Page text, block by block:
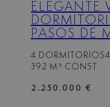
ELEGANTE
PASOS DE
DESCUBRA
VILLA DE
UBICADA A
MINUTOS A
4 DORMITORIOS
392 M² CONST.
2.250.000 €